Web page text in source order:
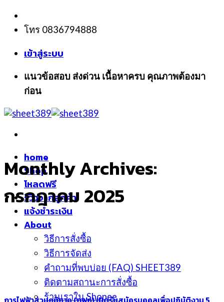
Skip
content
โทร 0836794888
เข้าสู่ระบบ
แนวข้อสอบ ส่งด่วน เนื้อหาครบ คุณภาพต้องมา
ก่อน
home
Shop
โหลดฟรี
รีวิวจากลูกค้า
แจ้งชำระเงิน
About
วิธีการสั่งซื้อ
วิธีการจัดส่ง
คำถามที่พบบ่อย (FAQ) SHEET389
ติดตามสถานะการสั่งซื้อ
ร้านเราใน Shopee
Monthly Archives:
กรกฎาคม 2025